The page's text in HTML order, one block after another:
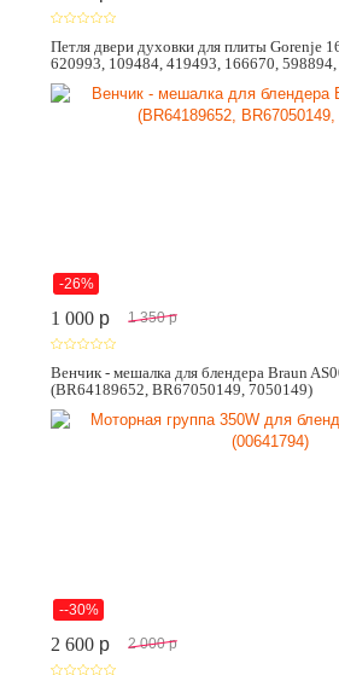
Петля двери духовки для плиты Gorenje
620993, 109484, 419493, 166670,
-26%
1 000 p 1 350 p
Венчик - мешалка для блендера Braun
(BR64189652, BR67050149, 7050149)
--30%
2 600 p 2 000 p